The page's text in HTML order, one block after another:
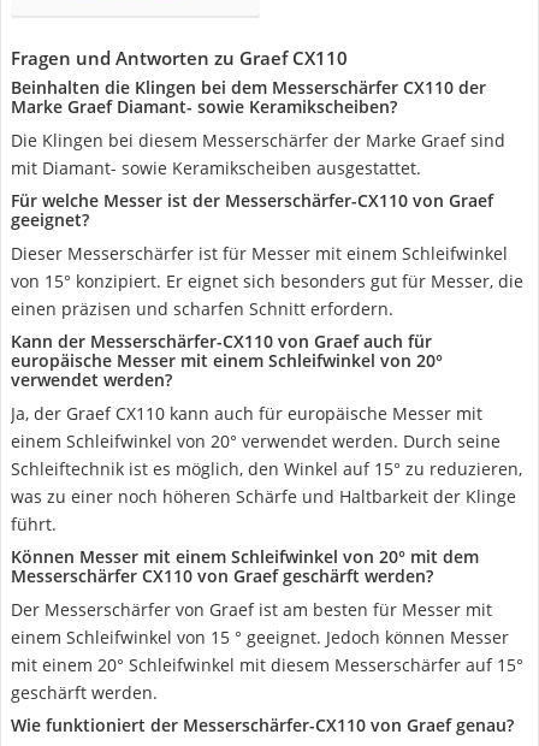
Fragen und Antworten zu Graef CX110
Beinhalten die Klingen bei dem Messerschärfer CX110 der
Marke Graef Diamant- sowie Keramikscheiben?
Die Klingen bei diesem Messerschärfer der Marke Graef sind
mit Diamant- sowie Keramikscheiben ausgestattet.
Für welche Messer ist der Messerschärfer-CX110 von Graef
geeignet?
Dieser Messerschärfer ist für Messer mit einem Schleifwinkel
von 15° konzipiert. Er eignet sich besonders gut für Messer, die
einen präzisen und scharfen Schnitt erfordern.
Kann der Messerschärfer-CX110 von Graef auch für
europäische Messer mit einem Schleifwinkel von 20°
verwendet werden?
Ja, der Graef CX110 kann auch für europäische Messer mit
einem Schleifwinkel von 20° verwendet werden. Durch seine
Schleiftechnik ist es möglich, den Winkel auf 15° zu reduzieren,
was zu einer noch höheren Schärfe und Haltbarkeit der Klinge
führt.
Können Messer mit einem Schleifwinkel von 20° mit dem
Messerschärfer CX110 von Graef geschärft werden?
Der Messerschärfer von Graef ist am besten für Messer mit
einem Schleifwinkel von 15 ° geeignet. Jedoch können Messer
mit einem 20° Schleifwinkel mit diesem Messerschärfer auf 15°
geschärft werden.
Wie funktioniert der Messerschärfer-CX110 von Graef genau?